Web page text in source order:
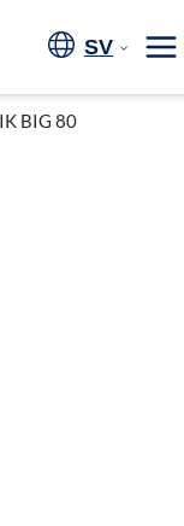
SV
BIG 80